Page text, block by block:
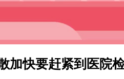
快要赶紧到医院